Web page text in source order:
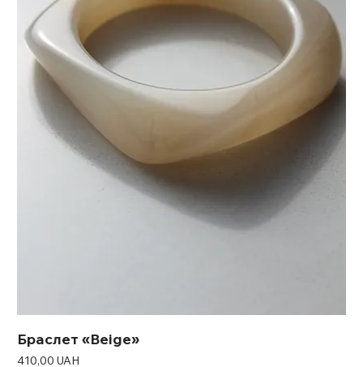
Браслет «Beige»
Ціна
410,00 UAH